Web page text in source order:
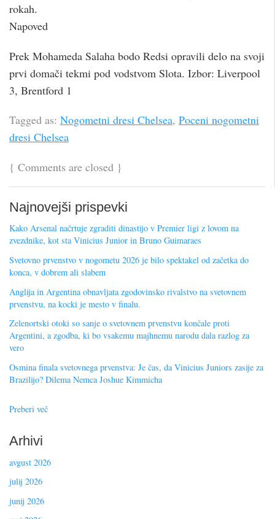
rokah.
Napoved
Prek Mohameda Salaha bodo Redsi opravili delo na svoji
prvi domači tekmi pod vodstvom Slota. Izbor: Liverpool
3, Brentford 1
Tagged as: Nogometni dresi Chelsea, Poceni nogometni
dresi Chelsea
{ Comments are closed }
Najnovejši prispevki
Kako Arsenal načrtuje zgraditi dinastijo v Premier ligi z lovom na
zvezdnike, kot sta Vinicius Junior in Bruno Guimaraes
Svetovno prvenstvo v nogometu 2026 je bilo spektakel od začetka do
konca, v dobrem ali slabem
Anglija in Argentina obnavljata zgodovinsko rivalstvo na svetovnem
prvenstvu, na kocki je mesto v finalu.
Zelenortski otoki so sanje o svetovnem prvenstvu končale proti
Argentini, a zgodba, ki bo vsakemu majhnemu narodu dala razlog za
vero
Osmina finala svetovnega prvenstva: Je čas, da Vinicius Juniors zasije za
Brazilijo? Dilema Nemca Joshue Kimmicha
Preberi več
Arhivi
avgust 2026
julij 2026
junij 2026